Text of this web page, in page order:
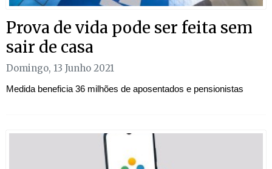
Prova de vida pode ser feita sem
sair de casa
Domingo, 13 Junho 2021
Medida beneficia 36 milhões de aposentados e pensionistas